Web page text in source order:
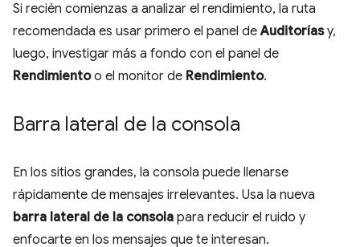
Si recién comienzas a analizar el rendimiento, la ruta
recomendada es usar primero el panel deAuditoríasy,
luego, investigar más a fondo con el panel de
Rendimientoo el monitor de Rendimiento.
Barra lateral de la consola
En los sitios grandes, la consola puede llenarse
rápidamente de mensajes irrelevantes. Usa la nueva
barra lateral de la consola para reducir el ruido y
enfocarte en los mensajes que te interesan.